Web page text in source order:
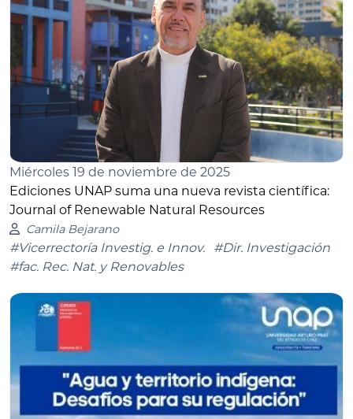
Miércoles 19 de noviembre de 2025
Ediciones UNAP suma una nueva revista científica:
Journal of Renewable Natural Resources
Camila Bejarano
#Vicerrectoría Investig. e Innov.
#Dir. Investigación
#fac. Rec. Nat. y Renovables